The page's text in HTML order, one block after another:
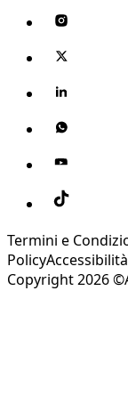
Termini e
PolicyAccessibilità
Copyright 2026